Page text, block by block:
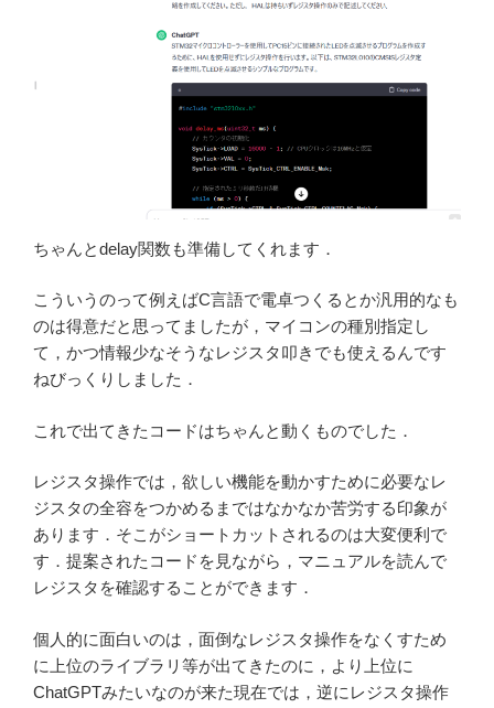
ちゃんとdelay関数も準備してくれます．
こういうのって例えばC言語で電卓つくるとか汎用的なも
のは得意だと思ってましたが，マイコンの種別指定し
て，かつ情報少なそうなレジスタ叩きでも使えるんです
ねびっくりしました．
これで出てきたコードはちゃんと動くものでした．
レジスタ操作では，欲しい機能を動かすために必要なレ
ジスタの全容をつかめるまではなかなか苦労する印象が
あります．そこがショートカットされるのは大変便利で
す．提案されたコードを見ながら，マニュアルを読んで
レジスタを確認することができます．
個人的に面白いのは，面倒なレジスタ操作をなくすため
に上位のライブラリ等が出てきたのに，より上位に
ChatGPTみたいなのが来た現在では，逆にレジスタ操作